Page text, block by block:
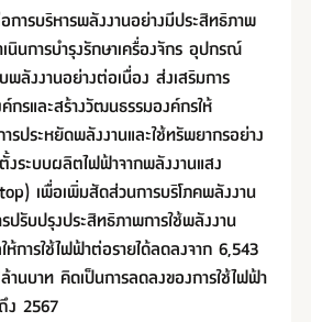
ารบริหารพลังงานอย่างมีประสิทธิภาพ
นินการบำรุงรักษาเครื่องจักร อุปกรณ์
พลังงานอย่างต่อเนื่อง ส่งเสริมการ
กรและสร้างวัฒนธรรมองค์กรให้
รประหยัดพลังงานและใช้ทรัพยากรอย่าง
ระบบผลิตไฟฟ้าจากพลังงานแสง
เพื่อเพิ่มสัดส่วนการบริโภคพลังงาน
รับปรุงประสิทธิภาพการใช้พลังงาน
การใช้ไฟฟ้าต่อรายได้ลดลงจาก 6,543
นบาท คิดเป็นการลดลงของการใช้ไฟฟ้า
ง 2567